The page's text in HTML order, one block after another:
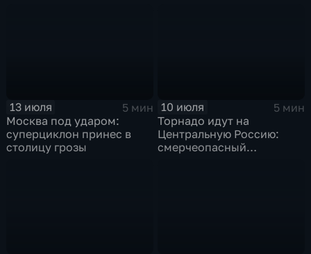
13 июля
5 мин
Москва под ударом:
суперциклон принес в
столицу грозы
10 июля
5 мин
Торнадо идут на
Центральную Россию:
смерчеопасный